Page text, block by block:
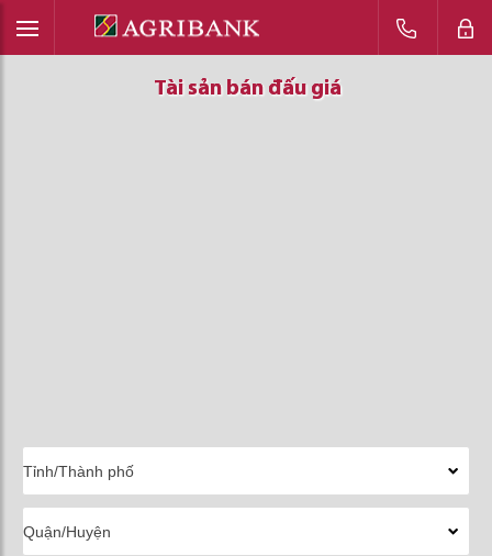
Tài sản bán đấu giá
Tài sản bán đấu giá
Tài sản bán đấu giá